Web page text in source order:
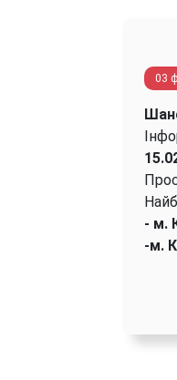
03
- м.
-м.